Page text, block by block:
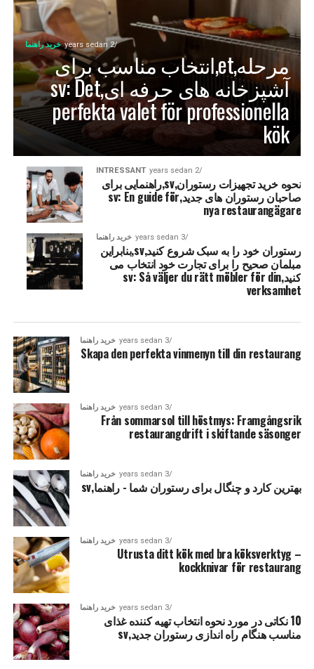
خرید راهنما 2 years sedan
مرحله,et,انتخاب مناسب برای
آشپزخانه های حرفه ای,sv: Det
perfekta valet för professionella
kök
INTRESSANT 2 years sedan
نحوه خرید تجهیزات رستوران,sv,راهنمایی برای
صاحبان رستوران های جدید,sv: En guide för
nya restaurangägare
خرید راهنما 3 years sedan
رستوران خود را به سبک شروع کنید,sv,بنابراین
مبلمان صحیح را برای تجارت خود انتخاب می
کنید,sv: Så väljer du rätt möbler för din
verksamhet
خرید راهنما 3 years sedan
Skapa den perfekta vinmenyn till din restaurang
خرید راهنما 3 years sedan
Från sommarsol till höstmys: Framgångsrik
restaurangdrift i skiftande säsonger
خرید راهنما 3 years sedan
بهترین کارد و چنگال برای رستوران شما - راهنما,sv
خرید راهنما 3 years sedan
Utrusta ditt kök med bra köksverktyg–
kockknivar för restaurang
خرید راهنما 3 years sedan
10 نکاتی در مورد نحوه انتخاب تهیه کننده غذای
مناسب هنگام راه اندازی رستوران جدید,sv